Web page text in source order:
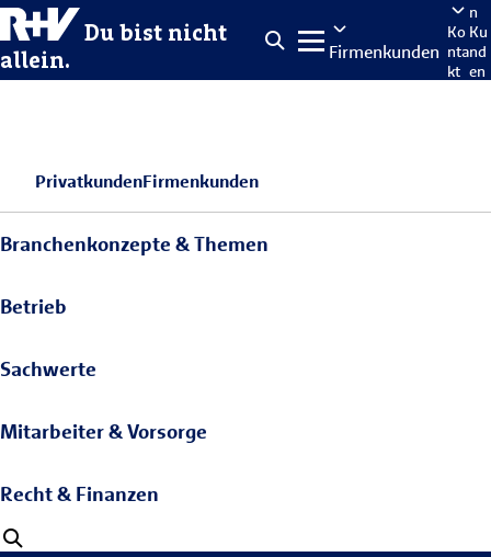
Du bist nicht
allein.
Firmenkunden
Ko
nta
kt
n
Ku
nd
en
PrivatkundenFirmenkunden
Branchenkonzepte & Themen
Betrieb
Sachwerte
Mitarbeiter & Vorsorge
Recht & Finanzen